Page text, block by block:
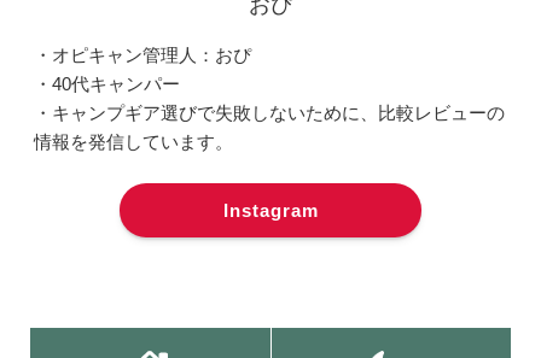
おぴ
・オピキャン管理人：おぴ
・40代キャンパー
・キャンプギア選びで失敗しないために、比較レビューの
情報を発信しています。
Instagram